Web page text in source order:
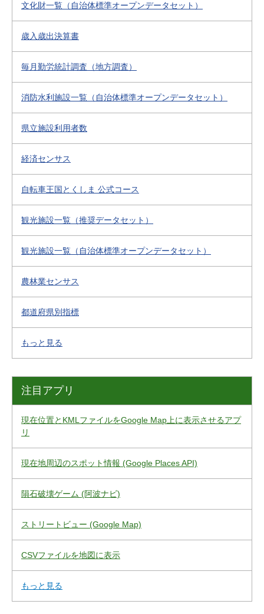
文化財一覧（自治体標準オープンデータセット）
歳入歳出決算書
毎月勤労統計調査（地方調査）
消防水利施設一覧（自治体標準オープンデータセット）
県立施設利用者数
経済センサス
自転車王国とくしま 公式コース
観光施設一覧（推奨データセット）
観光施設一覧（自治体標準オープンデータセット）
農林業センサス
都道府県別指標
もっと見る
注目アプリ
現在位置とKMLファイルをGoogle Map上に表示させるアプ
リ
現在地周辺のスポット情報 (Google Places API)
隕石破壊ゲーム (阿波ナビ)
ストリートビュー (Google Map)
CSVファイルを地図に表示
もっと見る